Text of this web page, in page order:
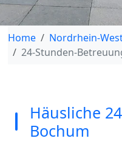
Home
Nordrhein-
24-Stunden-
Häusliche
Bochum